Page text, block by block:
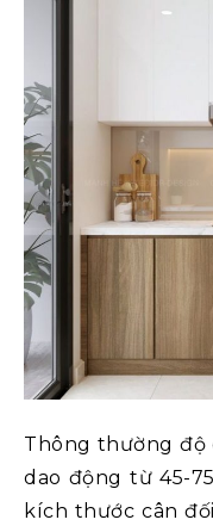
Thông thường
dao động từ 45-
kích thước cân